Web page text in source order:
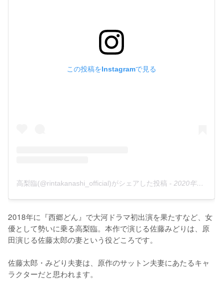
この投稿をInstagramで見る
高梨臨(@rintakanashi_official)がシェアした投稿 - 2020年10月月7日午前4時58分PDT
2018年に『西郷どん』で大河ドラマ初出演を果たすなど、女
優として勢いに乗る高梨臨。本作で演じる佐藤みどりは、原
田演じる佐藤太郎の妻という役どころです。
佐藤太郎・みどり夫妻は、原作のサットン夫妻にあたるキャ
ラクターだと思われます。